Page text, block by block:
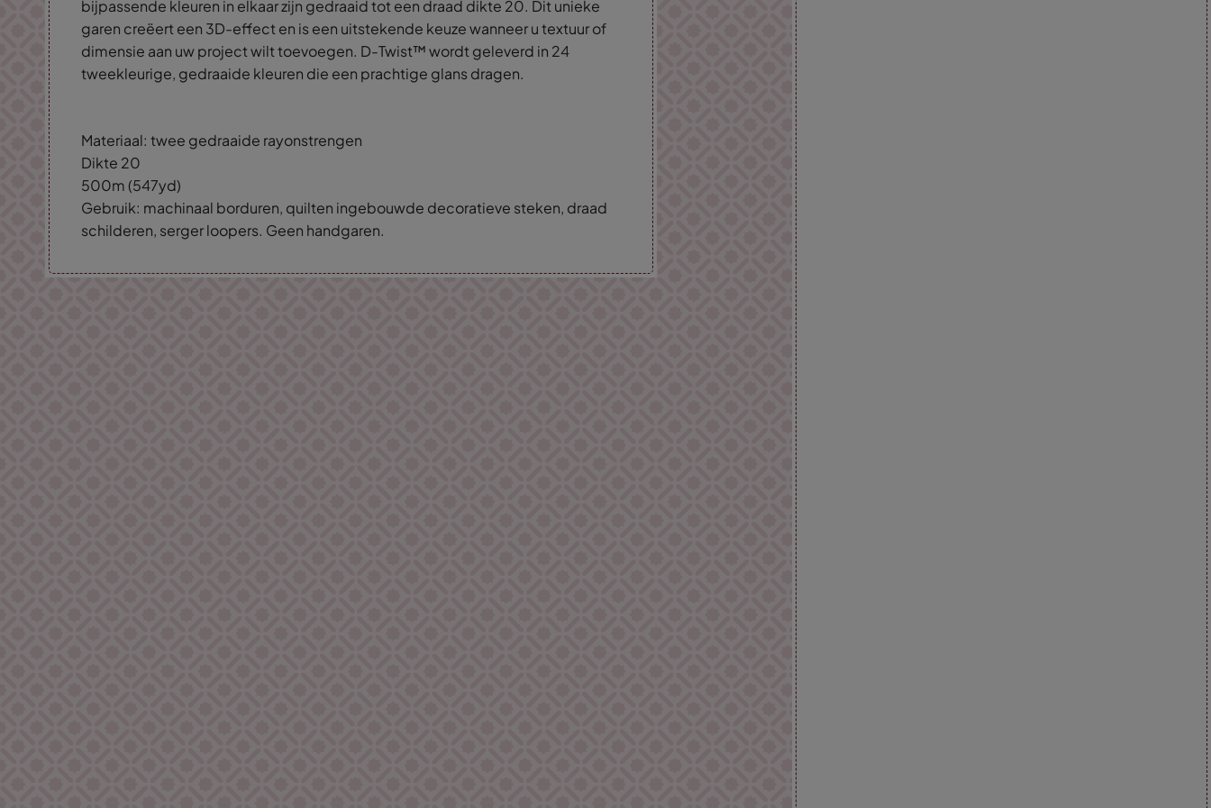
bijpassende kleuren in elkaar zijn gedraaid tot een draad dikte 20. Dit unieke
garen creëert een 3D-effect en is een uitstekende keuze wanneer u textuur of
dimensie aan uw project wilt toevoegen. D-Twist™ wordt geleverd in 24
tweekleurige, gedraaide kleuren die een prachtige glans dragen.
Materiaal: twee gedraaide rayonstrengen
Dikte 20
500m (547yd)
Gebruik: machinaal borduren, quilten ingebouwde decoratieve steken, draad
schilderen, serger loopers. Geen handgaren.